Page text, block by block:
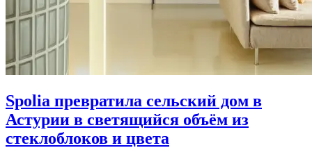
Spolia превратила сельский дом в
Астурии в светящийся объём из
стеклоблоков и цвета